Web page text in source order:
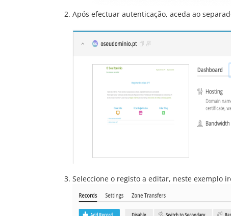
Após efectuar autenticação, aceda ao
Seleccione o registo a editar, neste exemplo